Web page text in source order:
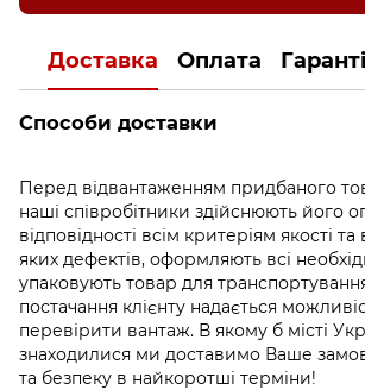
Доставка Оплата
Способи доставки
Перед відвантаженням придбаного
наші співробітники здійснюють його
відповідності всім критеріям якості та
яких дефектів, оформляють всі
упаковують товар для
постачання клієнту надається
перевірити вантаж. В якому б місті
знаходилися ми доставимо Ваше
та безпеку в найкоротші терміни!